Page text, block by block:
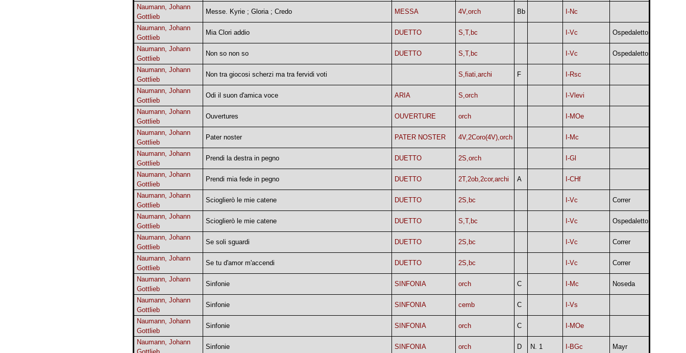
Naumann, Johann
Gottlieb
Messe. Kyrie ; Gloria ; Credo MESSA 4V,orch Bb I-Nc
Naumann, Johann
Gottlieb
Mia Clori addio DUETTO S,T,bc I-Vc Ospedaletto
Naumann, Johann
Gottlieb
Non so non so DUETTO S,T,bc I-Vc Ospedaletto
Naumann, Johann
Gottlieb
Non tra giocosi scherzi ma tra fervidi voti S,fiati,archi F I-Rsc
Naumann, Johann
Gottlieb
Odi il suon d'amica voce ARIA S,orch I-Vlevi
Naumann, Johann
Gottlieb
Ouvertures OUVERTURE orch I-MOe
Naumann, Johann
Gottlieb
Pater noster PATER NOSTER 4V,2Coro(4V),orch I-Mc
Naumann, Johann
Gottlieb
Prendi la destra in pegno DUETTO 2S,orch I-Gl
Naumann, Johann
Gottlieb
Prendi mia fede in pegno DUETTO 2T,2ob,2cor,archi A I-CHf
Naumann, Johann
Gottlieb
Scioglierò le mie catene DUETTO 2S,bc I-Vc Correr
Naumann, Johann
Gottlieb
Scioglierò le mie catene DUETTO S,T,bc I-Vc Ospedaletto
Naumann, Johann
Gottlieb
Se soli sguardi DUETTO 2S,bc I-Vc Correr
Naumann, Johann
Gottlieb
Se tu d'amor m'accendi DUETTO 2S,bc I-Vc Correr
Naumann, Johann
Gottlieb
Sinfonie SINFONIA orch C I-Mc Noseda
Naumann, Johann
Gottlieb
Sinfonie SINFONIA cemb C I-Vs
Naumann, Johann
Gottlieb
Sinfonie SINFONIA orch C I-MOe
Naumann, Johann
Sinfonie SINFONIA orch D N. 1 I-BGc Mayr